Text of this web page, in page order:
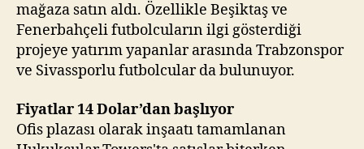
mağaza satın aldı. Özellikle Beşiktaş ve
Fenerbahçeli futbolcuların ilgi gösterdiği
projeye yatırım yapanlar arasında Trabzonspor
ve Sivassporlu futbolcular da bulunuyor.
Fiyatlar 14 Dolar’dan başlıyor
Ofis plazası olarak inşaatı tamamlanan